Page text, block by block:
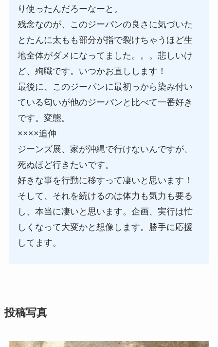
り使ったんだろーなーと。
残念なのが、このジーパンの良さに気づいた
とたんに太もも部分が指で裂けちゃうほど生
地全体がダメになってました。。。悲しいけ
ど、殉職です。いつかお直しします！
最後に、このジーパンに最初っから染み付い
ている匂いが他のジーパンと比べて一番好き
です。変態。
××××追伸
ジーンズ展、家が沖縄で行けないんですが、
死ぬほど行きたいです。
好きな事を行動に移すって凄いと思います！
そして、それを続けるのは体力も気力も要る
し、本当に凄いと思います。企画、実行は忙
しくなって大変かと想像します。勝手に応援
してます。
投稿写真